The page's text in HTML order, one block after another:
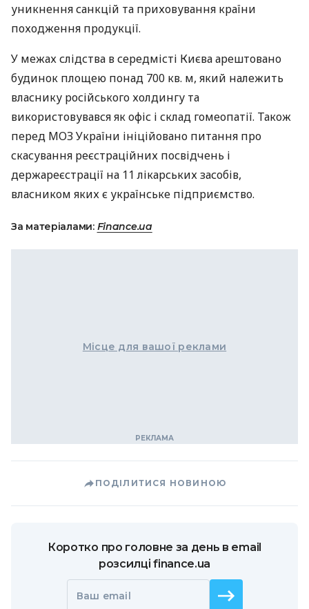
уникнення санкцій та приховування країни
походження продукції.
У межах слідства в середмісті Києва арештовано
будинок площею понад 700 кв. м, який належить
власнику російського холдингу та
використовувався як офіс і склад гомеопатії. Також
перед МОЗ України ініційовано питання про
скасування реєстраційних посвідчень і
держареєстрації на 11 лікарських засобів,
власником яких є українське підприємство.
За матеріалами: Finance.ua
Місце для вашої реклами
ПОДІЛИТИСЯ НОВИНОЮ
Коротко про головне за день в email
розсилці finance.ua
Ваш email